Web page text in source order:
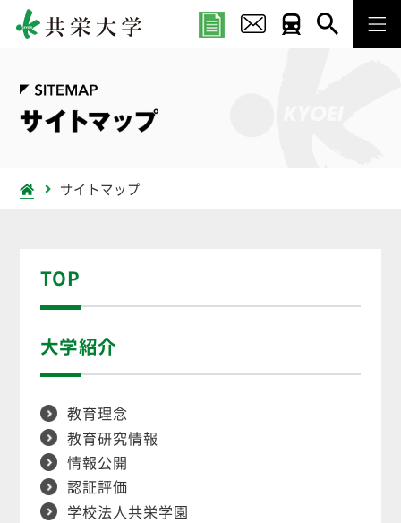
サイトマップ
TOP
大学紹介
教育理念
教育研究情報
情報公開
認証評価
学校法人共栄学園